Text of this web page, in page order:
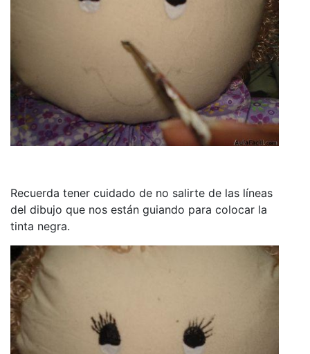
Recuerda tener cuidado de no salirte de las líneas
del dibujo que nos están guiando para colocar la
tinta negra.